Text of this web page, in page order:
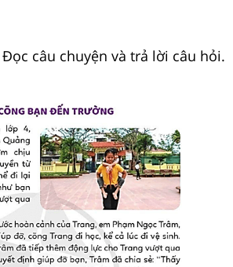
Đọc câu chuyện và trả lời câu hỏi.